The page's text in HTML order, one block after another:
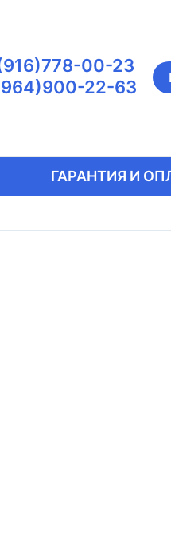
00-23
22-63
ГАРАНТИЯ И